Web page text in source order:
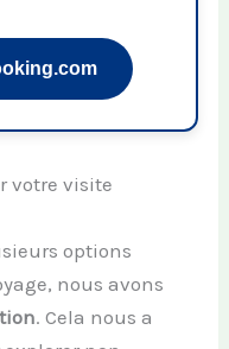
votre visite
options
nous avons
. Cela nous a